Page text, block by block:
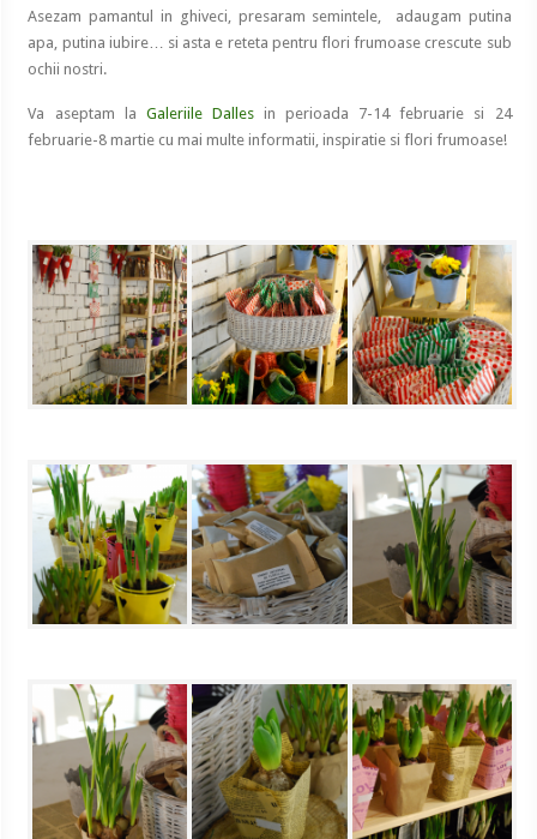
Asezam pamantul in ghiveci, presaram semintele, adaugam putina
apa, putina iubire… si asta e reteta pentru flori frumoase crescute sub
ochii nostri.
Va aseptam la Galeriile Dallesin perioada 7-14 februarie si 24
februarie-8 martie cu mai multe informatii, inspiratie si flori frumoase!